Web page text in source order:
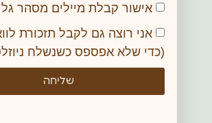
אישור קבלת מיילים מסהר גל
אני רוצה גם לקבל תזכורת
(כדי שלא אפספס כשנשלח
שליחה